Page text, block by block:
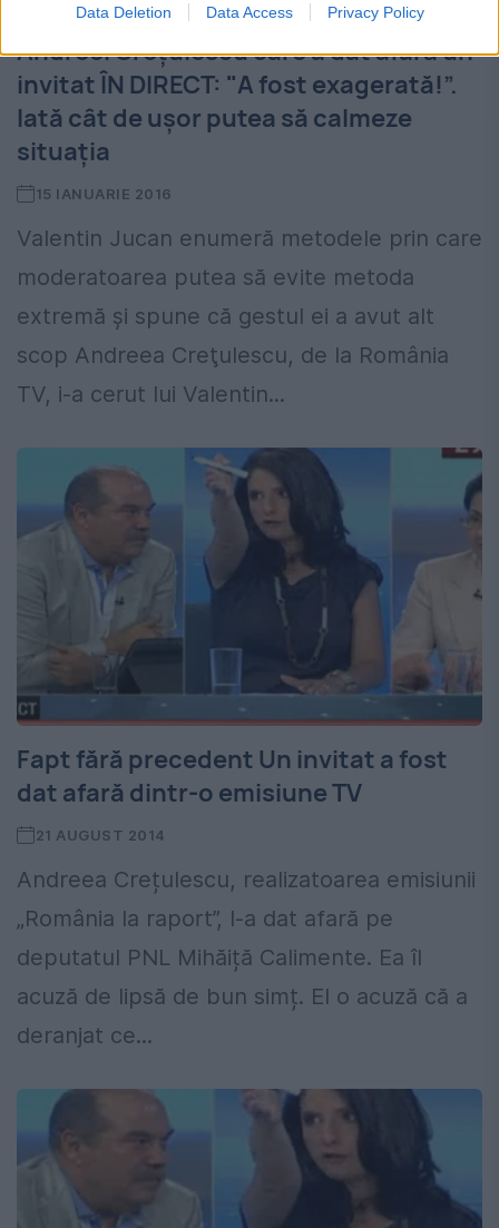
Data Deletion Data Access Privacy Policy
REACŢIA unui membru CNA la gestul
Andreei Creţulescu care a dat afară un
invitat ÎN DIRECT: "A fost exagerată!”.
Iată cât de uşor putea să calmeze
situaţia
15 IANUARIE 2016
Valentin Jucan enumeră metodele prin care
moderatoarea putea să evite metoda
extremă şi spune că gestul ei a avut alt
scop Andreea Creţulescu, de la România
TV, i-a cerut lui Valentin...
Fapt fără precedent Un invitat a fost
dat afară dintr-o emisiune TV
21 AUGUST 2014
Andreea Crețulescu, realizatoarea emisiunii
„România la raport”, l-a dat afară pe
deputatul PNL Mihăiță Calimente. Ea îl
acuză de lipsă de bun simț. El o acuză că a
deranjat ce...